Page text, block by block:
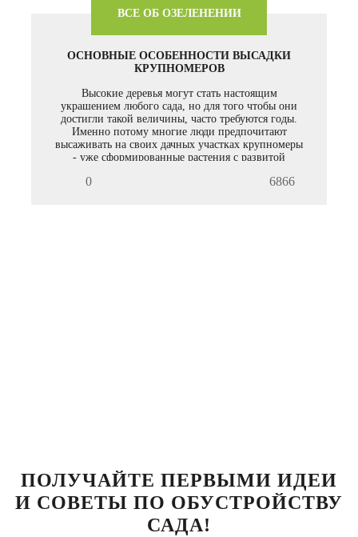
ВСЕ ОБ ОЗЕЛЕНЕНИИ
ОСНОВНЫЕ ОСОБЕННОСТИ ВЫСАДКИ
КРУПНОМЕРОВ
Высокие деревья могут стать настоящим
украшением любого сада, но для того чтобы они
достигли такой величины, часто требуются годы.
Именно потому многие люди предпочитают
высаживать на своих дачных участках крупномеры
- уже сформированные растения с развитой
0 6866
ПОЛУЧАЙТЕ ПЕРВЫМИ ИДЕИ
И СОВЕТЫ ПО ОБУСТРОЙСТВУ
САДА!